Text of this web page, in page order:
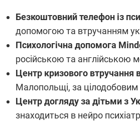
Безкоштовний телефон із
допомогою та втручанням
Психологічна допомога
російською та англійською
Центр кризового втручання
Малопольщі, за
Центр догляду за дітьми з
знаходиться в нейро